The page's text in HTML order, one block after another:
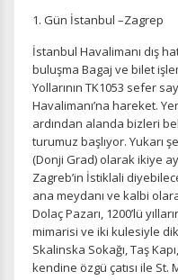
1. Gün İstanbul –Zagrep
İstanbul Havalimanı dış
buluşma Bagaj ve bilet
Yollarının TK1053 sefer
Havalimanı’na hareket.
ardından alanda bizleri
turumuz başlıyor. Yukarı
(Donji Grad) olarak ikiye
Zagreb’in İstiklali
ana meydanı ve kalbi
Dolaç Pazarı, 1200’lü
mimarisi ve iki kulesiyle
Skalinska Sokağı, Taş
kendine özgü çatısı ile